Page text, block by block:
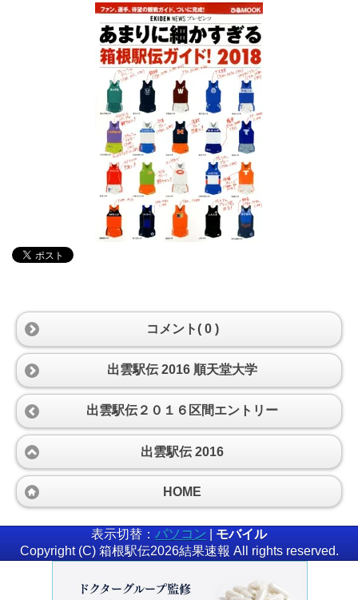
コメント( 0 )
出雲駅伝 2016 順天堂大学
出雲駅伝２０１６区間エントリー
出雲駅伝 2016
HOME
表示切替： パソコン | モバイル
Copyright (C) 箱根駅伝2026結果速報 All rights reserved.